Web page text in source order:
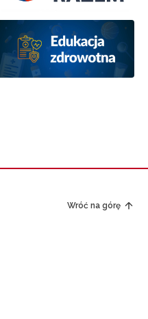
Wróć na górę